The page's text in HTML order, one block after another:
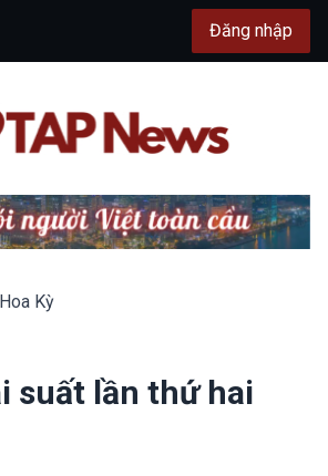
Đăng nhập
Kỳ
suất lần thứ hai